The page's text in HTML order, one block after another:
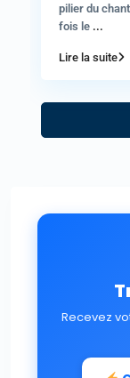
pilier du
fois le ...
Lire la suite
Recevez